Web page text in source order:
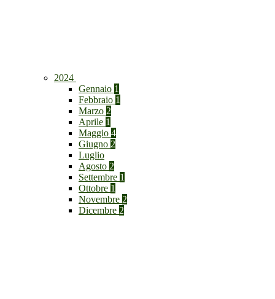
2024
Gennaio 1
Febbraio 1
Marzo 2
Aprile 1
Maggio 4
Giugno 2
Luglio
Agosto 2
Settembre 1
Ottobre 1
Novembre 2
Dicembre 2